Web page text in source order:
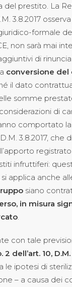
del prestito. La
3.8.2017
formale
non sarà mai
di
conversione del
il dato
somme
di
comportato
3.8.2017, che
infruttiferi:
applica anche
siano
in misura
con tale
dell’art. 10,
le ipotesi di
– a causa dei